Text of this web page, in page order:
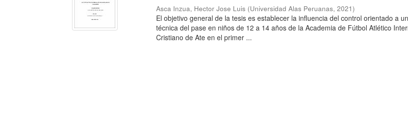
Asca Inzua, Hector Jose Luis (Universidad Alas Peruanas,2021)
El objetivo general de la tesis es establecer la influencia del control orientado a
técnica del pase en niños de 12 a 14 años de la Academia de Fútbol Atlético
Cristiano de Ate en el primer ...